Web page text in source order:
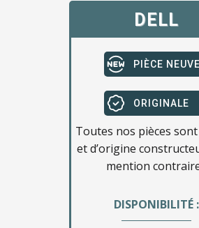
DELL
PIÈCE NEUVE
ORIGINALE
Toutes nos pièces
et d’origine
mention
DISPONIBILITÉ :